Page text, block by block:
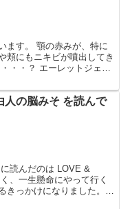
ます。 顎の赤みが、特に
頬にもニキビが噴出してき
・・？ エーレットジェル
人の脳みそ を読んで
読んだのは LOVE &
、一生懸命にやって行く
っかけになりました。